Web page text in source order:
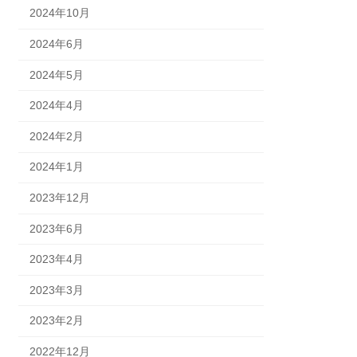
2024年10月
2024年6月
2024年5月
2024年4月
2024年2月
2024年1月
2023年12月
2023年6月
2023年4月
2023年3月
2023年2月
2022年12月